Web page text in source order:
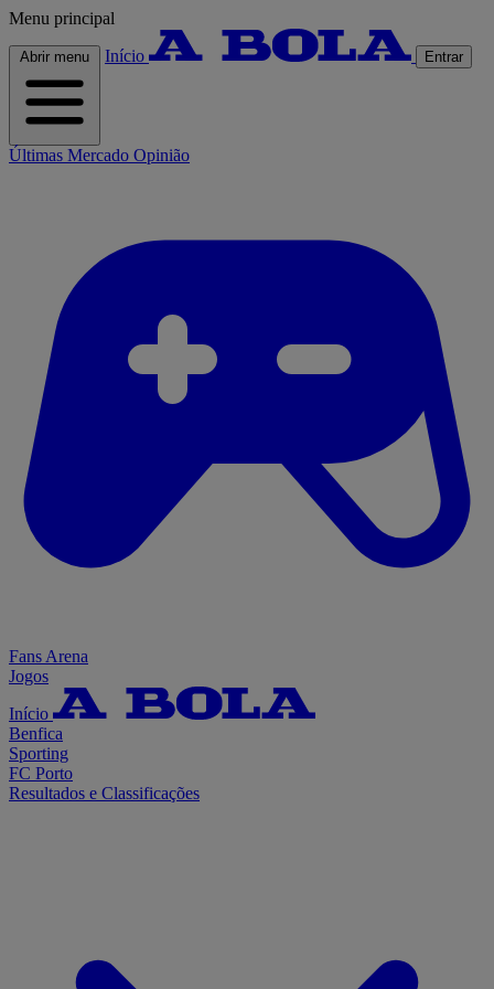
Menu principal
Abrir menu Início Entrar
Últimas Mercado Opinião
Fans Arena
Jogos
Início
Benfica
Sporting
FC Porto
Resultados e Classificações